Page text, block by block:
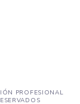
PROFESIONAL